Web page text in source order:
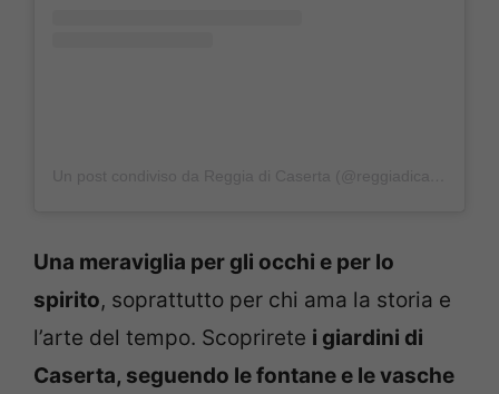
Una meraviglia per gli occhi e per lo
spirito, soprattutto per chi ama la storia e
l’arte del tempo. Scoprirete i giardini di
Caserta, seguendo le fontane e le vasche